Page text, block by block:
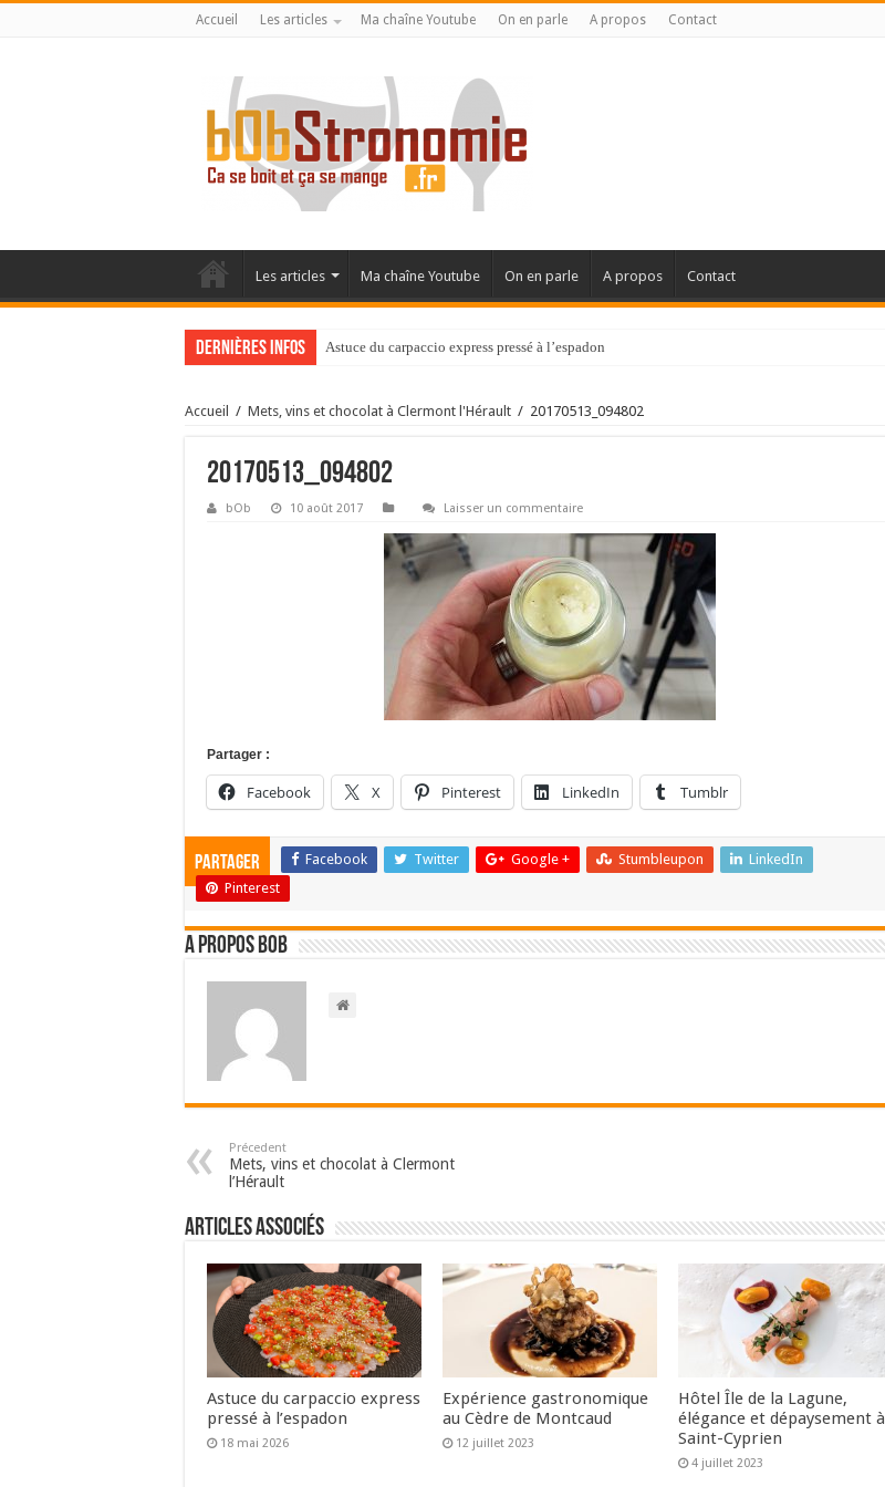
Accueil Les articles Ma chaîne Youtube On en parle A propos Contact
Les articles Ma chaîne Youtube On en parle A propos Contact
Dernières infos Astuce du carpaccio express pressé à l’espadon
Accueil / Mets, vins et chocolat à Clermont l'Hérault / 20170513_094802
20170513_094802
bOb 10 août 2017 Laisser un commentaire
Partager :
Facebook X Pinterest LinkedIn Tumblr
Partager Facebook Twitter Google + Stumbleupon
LinkedIn
Pinterest
A propos bOb
Précedent
Mets, vins et chocolat à Clermont
l’Hérault
Articles associés
Astuce du carpaccio express
pressé à l’espadon
18 mai 2026
Expérience gastronomique
au Cèdre de Montcaud
12 juillet 2023
Hôtel Île de la Lagune,
élégance et dépaysement à
Saint-Cyprien
4 juillet 2023